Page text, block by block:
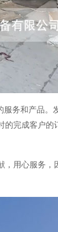
服务和产品。
的完成客户的
，用心服务，